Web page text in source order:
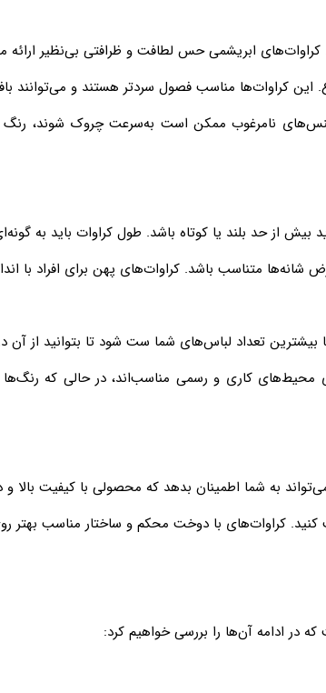
نامرغوب​​​​​​​ ممکن است به‌سرعت چروک شوند، رنگ
کاری و رسمی مناسب‌اند، در حالی که
در ادامه آن‌ها را بررسی خواهیم کرد: